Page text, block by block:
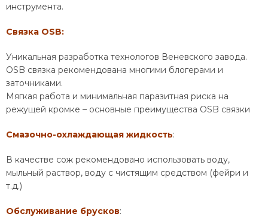
инструмента.
Связка OSB:
Уникальная разработка технологов Веневского завода.
OSB связка рекомендована многими блогерами и
заточниками.
Мягкая работа и минимальная паразитная риска на
режущей кромке – основные преимущества OSB связки
Смазочно-охлаждающая жидкость:
В качестве сож рекомендовано использовать воду,
мыльный раствор, воду с чистящим средством (фейри и
т.д.)
Обслуживание брусков: